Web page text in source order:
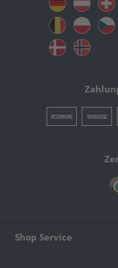
Shop Service